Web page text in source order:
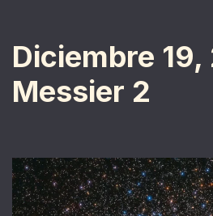
Diciembre
Messier 2